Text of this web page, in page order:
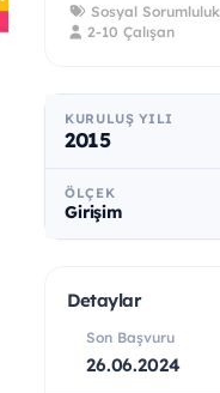
Sosyal Sorumluluk
2-10 Çalışan
KURULUŞ YILI
2015
ÖLÇEK
Girişim
Detaylar
Son Başvuru
26.06.2024